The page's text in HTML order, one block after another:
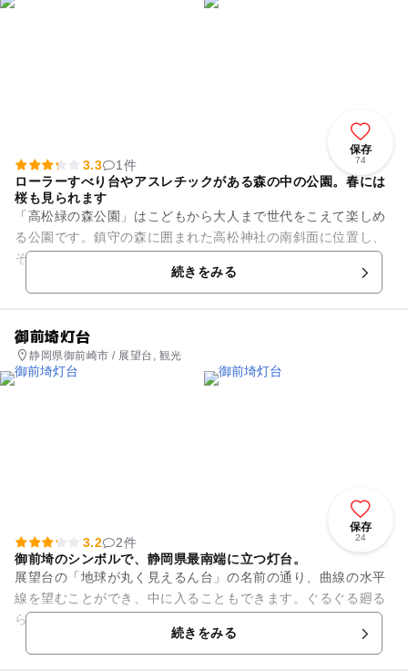
保存
74
3.3
1件
ローラーすべり台やアスレチックがある森の中の公園。春には
桜も見られます
「高松緑の森公園」はこどもから大人まで世代をこえて楽しめ
る公園です。鎮守の森に囲まれた高松神社の南斜面に位置し、
その立地を生かして全長150ｍのローラースライダーやアスレ
チックコース、18ホール...続きをみる
御前埼灯台
静岡県御前崎市 / 展望台, 観光
保存
24
3.2
2件
御前埼のシンボルで、静岡県最南端に立つ灯台。
展望台の「地球が丸く見えるん台」の名前の通り、曲線の水平
線を望むことができ、中に入ることもできます。ぐるぐる廻る
らせん階段を昇っていくと、360度の大パノラマが見下ろせま
続きをみる